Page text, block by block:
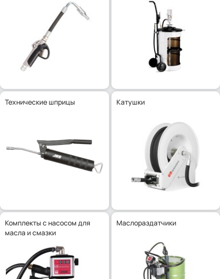
Технические шприцы Катушки
Комплекты с насосом для
масла и смазки
Маслораздатчики